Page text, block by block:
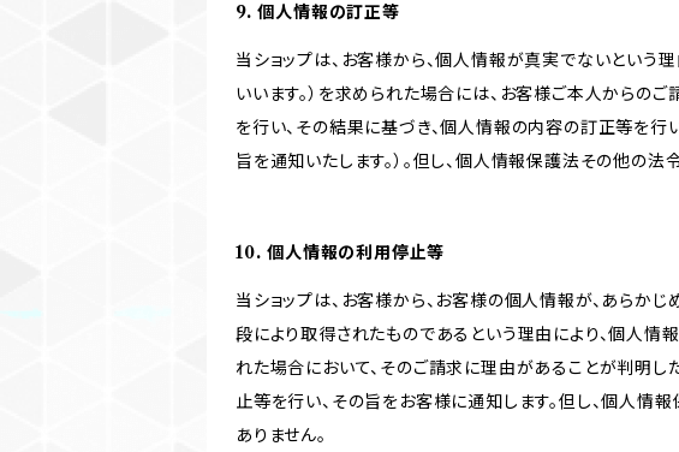
9. 個人情報の訂正等
当ショップは、お客様から、個人情報が真実でないという
いいます。）を求められた場合には、お客様ご本人からの
を行い、その結果に基づき、個人情報の内容の訂正等を行
旨を通知いたします。）。但し、個人情報保護法その他の
10. 個人情報の利用停止等
当ショップは、お客様から、お客様の個人情報が、あら
段により取得されたものであるという理由により、個人情
れた場合において、そのご請求に理由があることが判明
止等を行い、その旨をお客様に通知します。但し、個人情
ありません。